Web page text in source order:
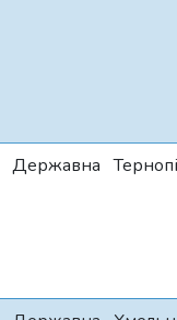
Державна